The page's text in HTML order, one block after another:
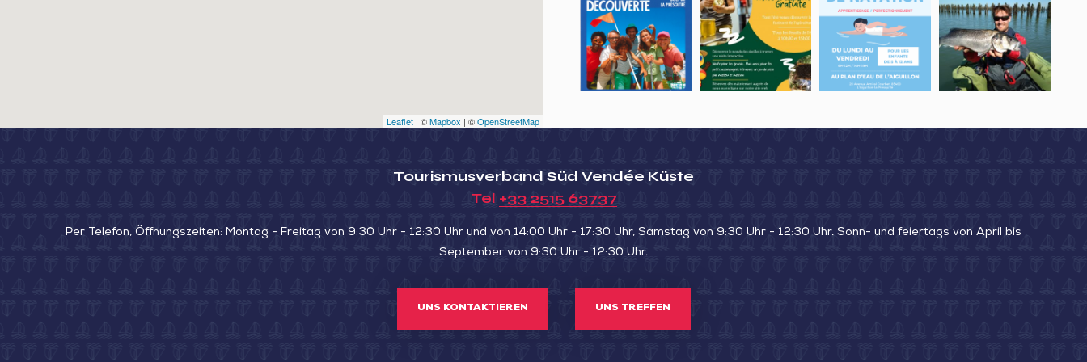
Leaflet | ©Mapbox | ©OpenStreetMap
la
Cabane
Kombucha
de
Luçon
LAUFENDES
DIE
SAISON“
coin,
Production
safran
maceron
au
golf
d’exploitation
apicole
natation,
Plan
de
pêche
en
mer
bar
Tourismusverband Süd Vendée Küste
Tel +33 2515 63737
Per Telefon, Öffnungszeiten: Montag - Freitag von 9:30 Uhr - 12:30 Uhr und von 14:00 Uhr - 17:30 Uhr, Samstag von 9:30 Uhr - 12:30 Uhr. Sonn- und feiertags von April bis
September von 9:30 Uhr - 12:30 Uhr.
UNS KONTAKTIEREN UNS TREFFEN